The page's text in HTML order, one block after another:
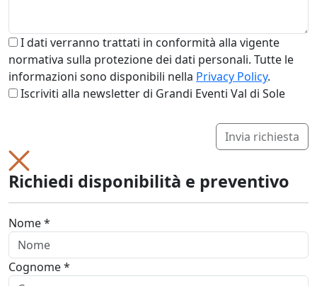
I dati verranno trattati in conformità alla vigente
normativa sulla protezione dei dati personali. Tutte le
informazioni sono disponibili nella Privacy Policy.
Iscriviti alla newsletter di Grandi Eventi Val di Sole
Invia richiesta
Richiedi disponibilità e preventivo
Nome *
Cognome *